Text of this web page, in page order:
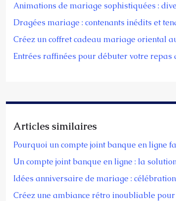
Animations de mariage sophistiquées :
Dragées mariage : contenants inédits et
Créez un coffret cadeau mariage oriental
Entrées raffinées pour débuter votre repas
Articles similaires
Pourquoi un compte joint banque en ligne
Un compte joint banque en ligne : la
Idées anniversaire de mariage :
Créez une ambiance rétro inoubliable